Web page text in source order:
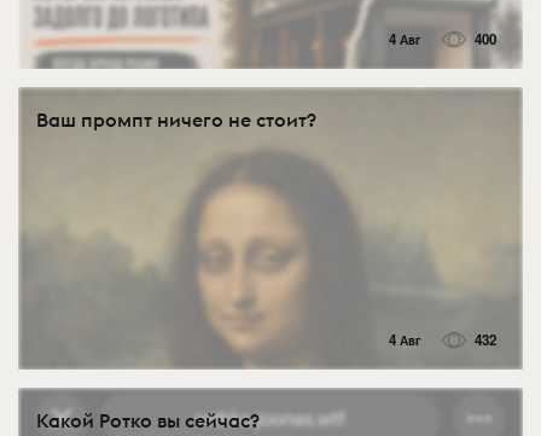
4 Авг 400
Ваш промпт ничего не стоит?
4 Авг 432
Какой Ротко вы сейчас?